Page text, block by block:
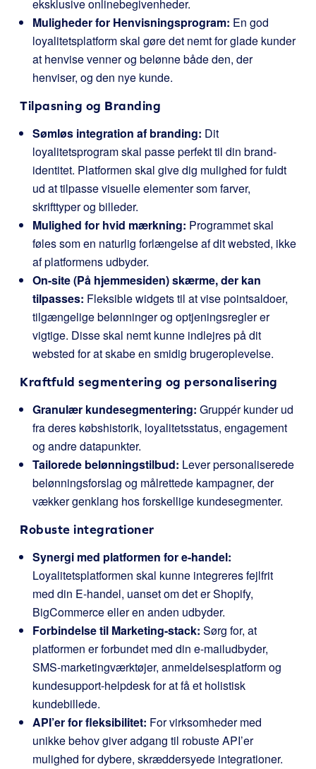
eksklusive onlinebegivenheder.
Muligheder for Henvisningsprogram: En god
loyalitetsplatform skal gøre det nemt for glade kunder
at henvise venner og belønne både den, der
henviser, og den nye kunde.
Tilpasning og Branding
Sømløs integration af branding: Dit
loyalitetsprogram skal passe perfekt til din brand-
identitet. Platformen skal give dig mulighed for fuldt
ud at tilpasse visuelle elementer som farver,
skrifttyper og billeder.
Mulighed for hvid mærkning: Programmet skal
føles som en naturlig forlængelse af dit websted, ikke
af platformens udbyder.
On-site (På hjemmesiden) skærme, der kan
tilpasses: Fleksible widgets til at vise pointsaldoer,
tilgængelige belønninger og optjeningsregler er
vigtige. Disse skal nemt kunne indlejres på dit
websted for at skabe en smidig brugeroplevelse.
Kraftfuld segmentering og personalisering
Granulær kundesegmentering: Gruppér kunder ud
fra deres købshistorik, loyalitetsstatus, engagement
og andre datapunkter.
Tailorede belønningstilbud: Lever personaliserede
belønningsforslag og målrettede kampagner, der
vækker genklang hos forskellige kundesegmenter.
Robuste integrationer
Synergi med platformen for e-handel:
Loyalitetsplatformen skal kunne integreres fejlfrit
med din E-handel, uanset om det er Shopify,
BigCommerce eller en anden udbyder.
Forbindelse til Marketing-stack: Sørg for, at
platformen er forbundet med din e-mailudbyder,
SMS-marketingværktøjer, anmeldelsesplatform og
kundesupport-helpdesk for at få et holistisk
kundebillede.
API’er for fleksibilitet: For virksomheder med
unikke behov giver adgang til robuste API’er
mulighed for dybere, skræddersyede integrationer.